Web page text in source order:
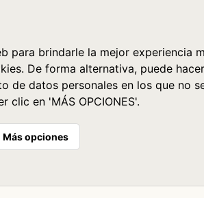
para brindarle la mejor experiencia
De forma alternativa, puede
de datos personales en los que no
clic en 'MÁS OPCIONES'.
Más opciones